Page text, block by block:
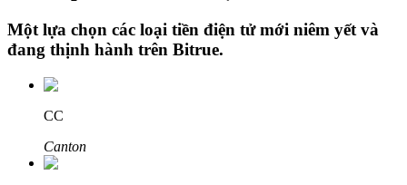
Đầu tư cố định và quản lý tài chính
Tận hưởng việc quản lý tài chính hiện tại và thu nhập lâu dài
Một lựa chọn các loại tiền điện tử mới niêm yết và
đang thịnh hành trên Bitrue.
CC
Canton